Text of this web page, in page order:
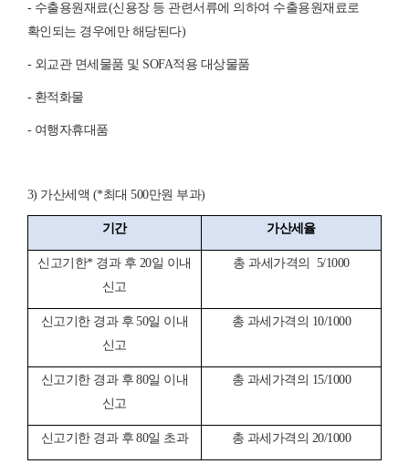
- 수출용원재료(신용장 등 관련서류에 의하여 수출용원재료로
확인되는 경우에만 해당된다)
- 외교관 면세물품 및 SOFA적용 대상물품
- 환적화물
- 여행자휴대품
3) 가산세액 (*최대 500만원 부과)
기간 가산세율
신고기한* 경과 후 20일 이내
신고
총 과세가격의 5/1000
신고기한 경과 후50일 이내
신고
총 과세가격의 10/1000
신고기한 경과 후80일 이내
신고
총 과세가격의 15/1000
신고기한 경과 후80일 초과 총 과세가격의 20/1000